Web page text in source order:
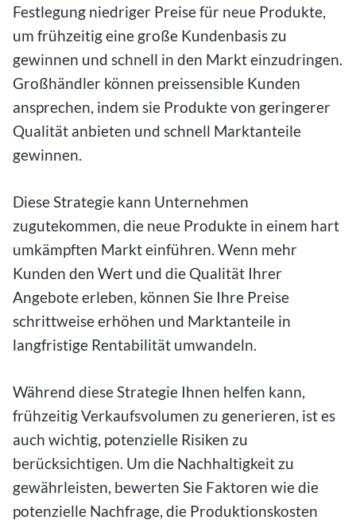
Festlegung niedriger Preise für neue Produkte,
um frühzeitig eine große Kundenbasis zu
gewinnen und schnell in den Markt einzudringen.
Großhändler können preissensible Kunden
ansprechen, indem sie Produkte von geringerer
Qualität anbieten und schnell Marktanteile
gewinnen.
Diese Strategie kann Unternehmen
zugutekommen, die neue Produkte in einem hart
umkämpften Markt einführen. Wenn mehr
Kunden den Wert und die Qualität Ihrer
Angebote erleben, können Sie Ihre Preise
schrittweise erhöhen und Marktanteile in
langfristige Rentabilität umwandeln.
Während diese Strategie Ihnen helfen kann,
frühzeitig Verkaufsvolumen zu generieren, ist es
auch wichtig, potenzielle Risiken zu
berücksichtigen. Um die Nachhaltigkeit zu
gewährleisten, bewerten Sie Faktoren wie die
potenzielle Nachfrage, die Produktionskosten